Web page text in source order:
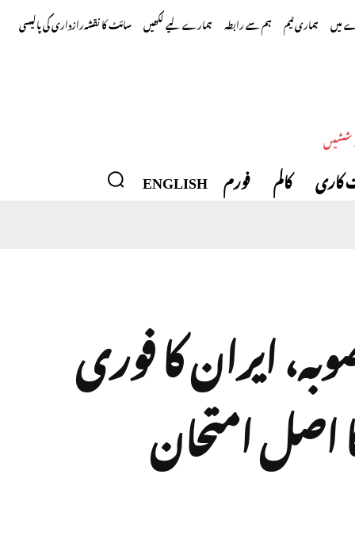
میں ہماری ٹیم ہم سے رابطہ ہمارے لیے لکھیں سائٹ کا نقشہرازداری کی پالیسی
کاری کالم فورم ENGLISH
ایران کا فوری
اصل امتحان